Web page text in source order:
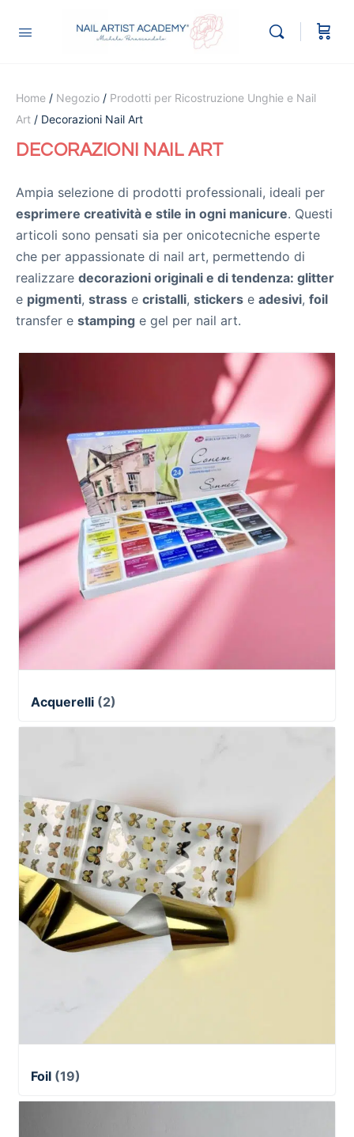
Home / Negozio / Prodotti per Ricostruzione Unghie e Nail
Art / Decorazioni Nail Art
DECORAZIONI NAIL ART
Ampia selezione di prodotti professionali, ideali per
esprimere creatività e stile in ogni manicure. Questi
articoli sono pensati sia per onicotecniche esperte
che per appassionate di nail art, permettendo di
realizzare decorazioni originali e di tendenza: glitter
e pigmenti, strass e cristalli, stickers e adesivi, foil
transfer e stamping e gel per nail art.
Acquerelli (2)
Foil (19)